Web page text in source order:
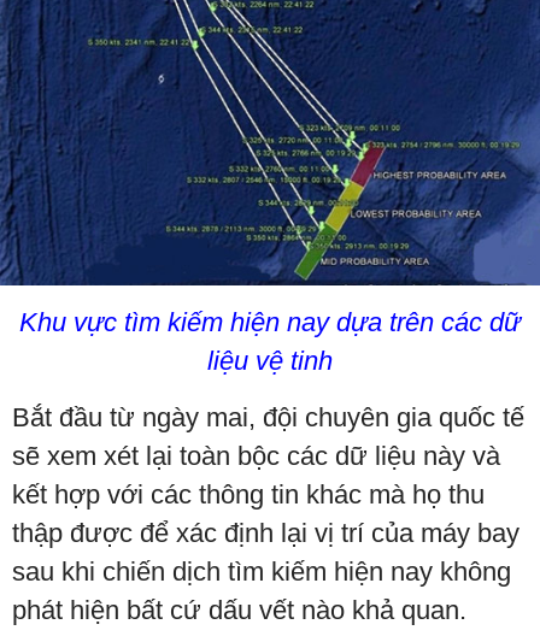
Khu vực tìm kiếm hiện nay dựa trên các dữ
liệu vệ tinh
Bắt đầu từ ngày mai, đội chuyên gia quốc tế
sẽ xem xét lại toàn bộc các dữ liệu này và
kết hợp với các thông tin khác mà họ thu
thập được để xác định lại vị trí của máy bay
sau khi chiến dịch tìm kiếm hiện nay không
phát hiện bất cứ dấu vết nào khả quan.